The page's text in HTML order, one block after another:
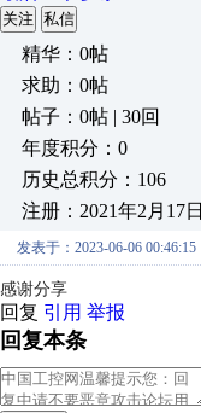
关注 私信
精华：0帖
求助：0帖
帖子：0帖 | 30回
年度积分：0
历史总积分：106
注册：2021年2月17日
发表于：2023-06-06 00:46:15
感谢分享
回复 引用 举报
回复本条